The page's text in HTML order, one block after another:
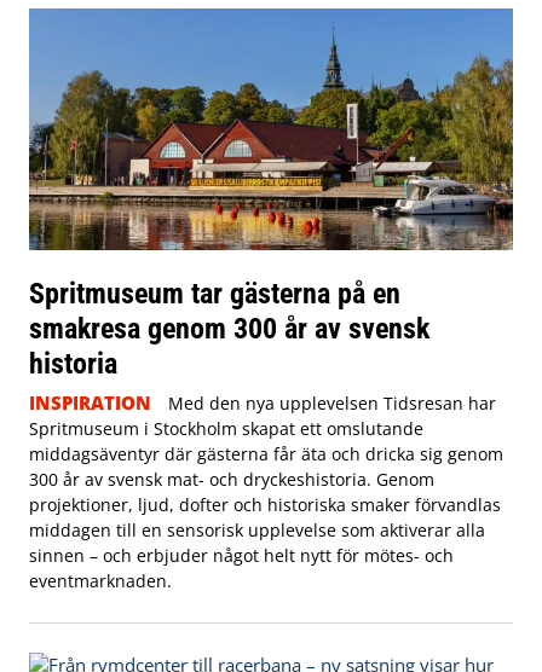
Spritmuseum tar gästerna på en
smakresa genom 300 år av svensk
historia
INSPIRATION
Med den nya upplevelsen Tidsresan har
Spritmuseum i Stockholm skapat ett omslutande
middagsäventyr där gästerna får äta och dricka sig genom
300 år av svensk mat- och dryckeshistoria. Genom
projektioner, ljud, dofter och historiska smaker förvandlas
middagen till en sensorisk upplevelse som aktiverar alla
sinnen – och erbjuder något helt nytt för mötes- och
eventmarknaden.